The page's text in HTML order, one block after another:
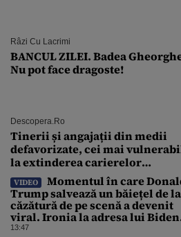
Râzi Cu Lacrimi
BANCUL ZILEI. Badea
Nu pot face dragoste!
Descopera.ro
Tinerii și angajații din medii
defavorizate, cei mai
la extinderea carierelor
profesionale
VIDEO
Momentul în care
Trump salvează un băiețel de
căzătură de pe scenă a devenit
viral. Ironia la adresa lui Biden
care a stârnit râsete
13:47